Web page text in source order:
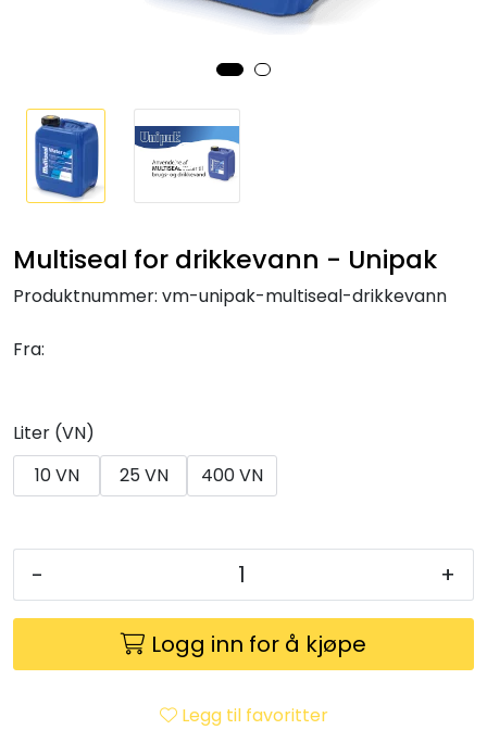
Multiseal for drikkevann - Unipak
Produktnummer: vm-unipak-multiseal-drikkevann
Fra:
Liter (VN)
10 VN
25 VN 400 VN
- +
Logg inn for å kjøpe
Legg til favoritter
Teknisk rom
Radiatorer
Planfront radiatorer
Elektrokjeler
Utleieverktøy
Vekslere
Målere